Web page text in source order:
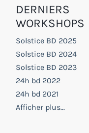
DERNIERS
WORKSHOPS
Solstice BD 2025
Solstice BD 2024
Solstice BD 2023
24h bd 2022
24h bd 2021
Afficher plus...